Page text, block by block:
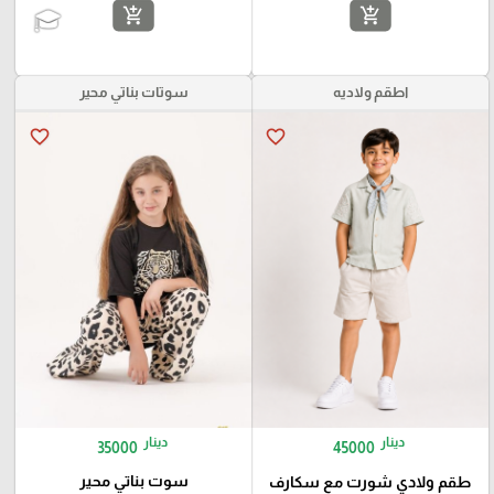
add_shopping_cart
add_shopping_cart
اطقم ولاديه
favorite_border
45000 دينار
طقم ولادي شورت مع سكارف
سوتات بناتي محير
favorite_border
35000 دينار
سوت بناتي محير